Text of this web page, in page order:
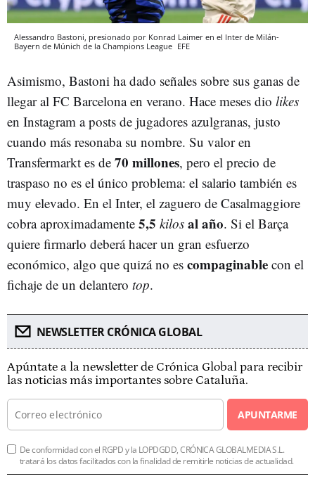
Alessandro Bastoni, presionado por Konrad Laimer en el Inter de Milán-
Bayern de Múnich de la Champions League EFE
Asimismo, Bastoni ha dado señales sobre sus ganas de
llegar al FC Barcelona en verano. Hace meses dio likes
en Instagram a posts de jugadores azulgranas, justo
cuando más resonaba su nombre. Su valor en
Transfermarkt es de 70 millones, pero el precio de
traspaso no es el único problema: el salario también es
muy elevado. En el Inter, el zaguero de Casalmaggiore
cobra aproximadamente 5,5 kilos al año. Si el Barça
quiere firmarlo deberá hacer un gran esfuerzo
económico, algo que quizá no es compaginable con el
fichaje de un delantero top.
NEWSLETTER CRÓNICA GLOBAL
Apúntate a la newsletter de Crónica Global para recibir
las noticias más importantes sobre Cataluña.
APUNTARME
De conformidad con el RGPD y la LOPDGDD, CRÓNICA GLOBALMEDIA S.L.
tratará los datos facilitados con la finalidad de remitirle noticias de actualidad.